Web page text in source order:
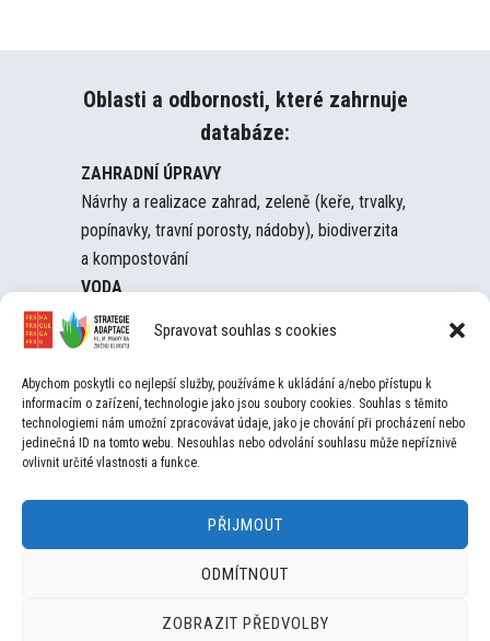
Spravovat souhlas s cookies
Abychom poskytli co nejlepší služby, používáme k ukládání a/nebo přístupu k
informacím o zařízení, technologie jako jsou soubory cookies. Souhlas s těmito
technologiemi nám umožní zpracovávat údaje, jako je chování při procházení nebo
jedinečná ID na tomto webu. Nesouhlas nebo odvolání souhlasu může nepříznivě
ovlivnit určité vlastnosti a funkce.
PŘIJMOUT
ODMÍTNOUT
ZOBRAZIT PŘEDVOLBY
Oblasti a odbornosti, které zahrnuje
databáze:
ZAHRADNÍ ÚPRAVY
Návrhy a realizace zahrad, zeleně (keře, trvalky,
popínavky, travní porosty, nádoby), biodiverzita
a kompostování
VODA
Z adržování vody, nádrže na dešťovku,
automatické závlahy, zasakování, studny,
dešťové záhony
DROBNÁ ARCHITEKTURA
Architektonické návrhy menšího rozsahu,
mobiliář, drobné prvky vhodné do veřejného
ZELENÉ STŘECHY
poradenství, péče a údržba
ýsadba a péče o vzrostlé stromy, certifikovaní